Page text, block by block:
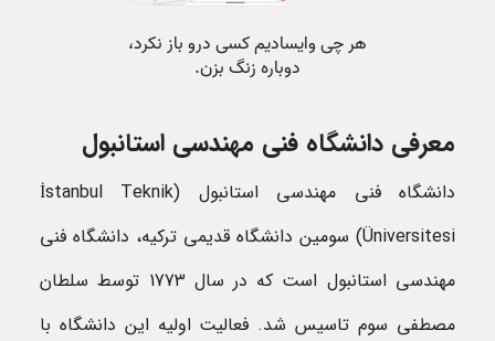
معرفی دانشگاه فنی مهندسی استانبول
دانشگاه فنی مهندسی استانبول (İstanbul Teknik
Üniversitesi) سومین دانشگاه قدیمی ترکیه، دانشگاه فنی
مهندسی استانبول است که در سال 1773 توسط سلطان
مصطفی سوم تاسیس شد. فعالیت اولیه این دانشگاه با